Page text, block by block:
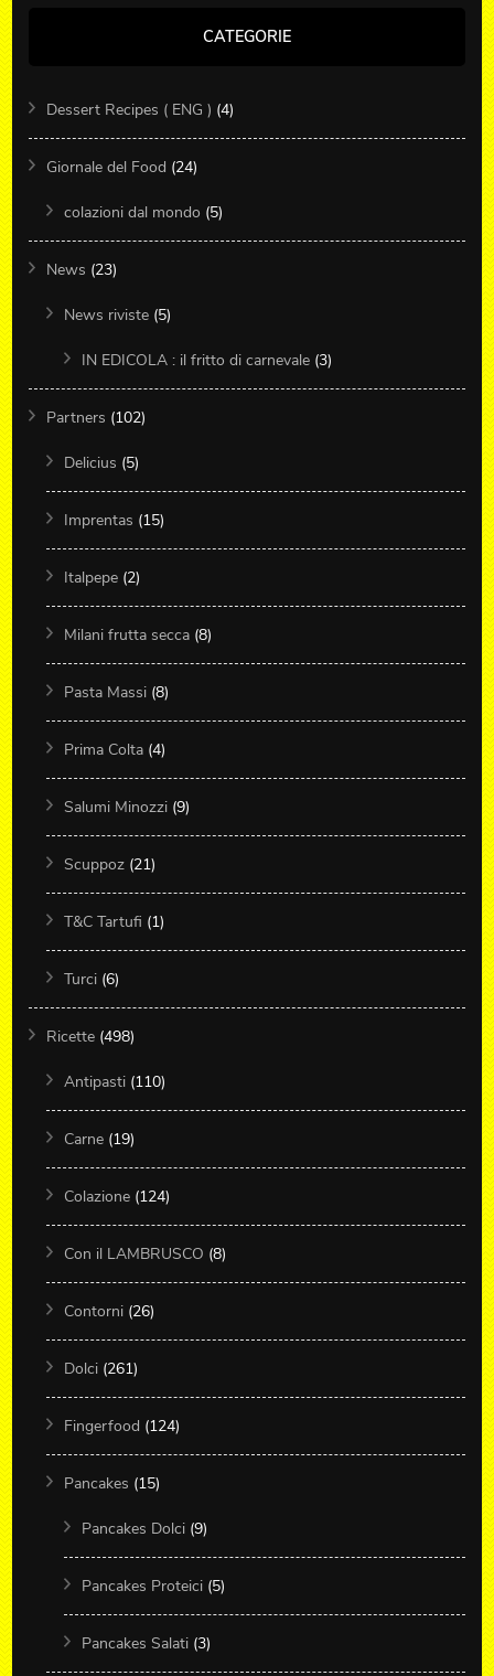
CATEGORIE
Dessert Recipes ( ENG ) (4)
Giornale del Food (24)
colazioni dal mondo (5)
News (23)
News riviste (5)
IN EDICOLA : il fritto di carnevale (3)
Partners (102)
Delicius (5)
Imprentas (15)
Italpepe (2)
Milani frutta secca (8)
Pasta Massi (8)
Prima Colta (4)
Salumi Minozzi (9)
Scuppoz (21)
T&C Tartufi (1)
Turci (6)
Ricette (498)
Antipasti (110)
Carne (19)
Colazione (124)
Con il LAMBRUSCO (8)
Contorni (26)
Dolci (261)
Fingerfood (124)
Pancakes (15)
Pancakes Dolci (9)
Pancakes Proteici (5)
Pancakes Salati (3)